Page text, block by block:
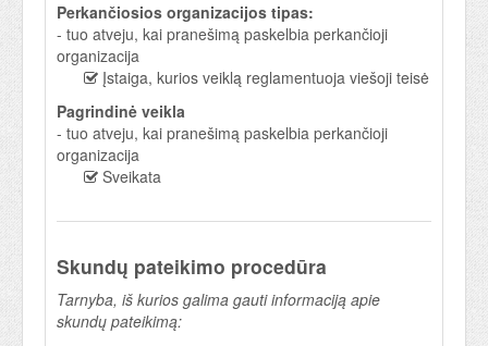
Perkančiosios organizacijos tipas:
- tuo atveju, kai pranešimą paskelbia perkančioji
organizacija
Įstaiga, kurios veiklą reglamentuoja viešoji teisė
Pagrindinė veikla
- tuo atveju, kai pranešimą paskelbia perkančioji
organizacija
Sveikata
Skundų pateikimo procedūra
Tarnyba, iš kurios galima gauti informaciją apie
skundų pateikimą: